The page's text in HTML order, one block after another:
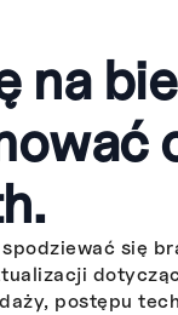
na
się
postępu